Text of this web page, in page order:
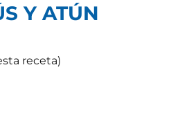
Y ATÚN
receta)